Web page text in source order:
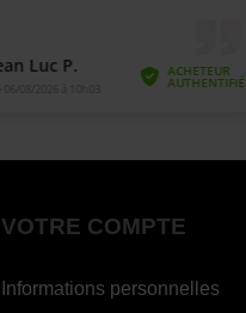
VOTRE COMPTE
Informations personnelles